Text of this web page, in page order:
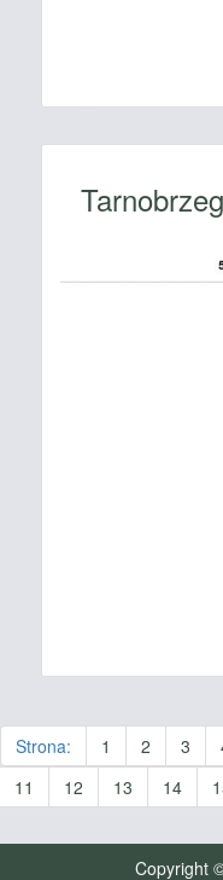
Strona: 1 2 3
11
12 13 14
Copyright